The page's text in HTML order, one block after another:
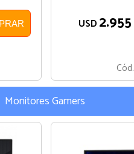
USD 2.955
Cód.
Monitores Gamers